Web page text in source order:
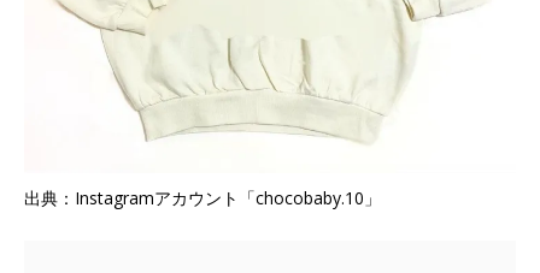
出典：Instagramアカウント「chocobaby.10」